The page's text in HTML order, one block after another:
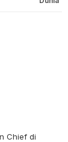
Chief di